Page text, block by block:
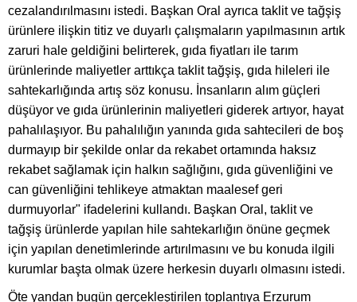
cezalandırılmasını istedi. Başkan Oral ayrıca taklit ve tağşiş
ürünlere ilişkin titiz ve duyarlı çalışmaların yapılmasının artık
zaruri hale geldiğini belirterek, gıda fiyatları ile tarım
ürünlerinde maliyetler arttıkça taklit tağşiş, gıda hileleri ile
sahtekarlığında artış söz konusu. İnsanların alım güçleri
düşüyor ve gıda ürünlerinin maliyetleri giderek artıyor, hayat
pahalılaşıyor. Bu pahalılığın yanında gıda sahtecileri de boş
durmayıp bir şekilde onlar da rekabet ortamında haksız
rekabet sağlamak için halkın sağlığını, gıda güvenliğini ve
can güvenliğini tehlikeye atmaktan maalesef geri
durmuyorlar" ifadelerini kullandı. Başkan Oral, taklit ve
tağşiş ürünlerde yapılan hile sahtekarlığın önüne geçmek
için yapılan denetimlerinde artırılmasını ve bu konuda ilgili
kurumlar başta olmak üzere herkesin duyarlı olmasını istedi.
Öte yandan bugün gerçekleştirilen toplantıya Erzurum